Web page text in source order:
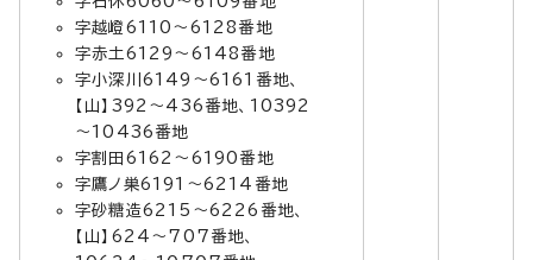
字越嶝6110～6128番地
字赤土6129～6148番地
字小深川6149～6161番地、
【山】392～436番地、10392
～10436番地
字割田6162～6190番地
字鷹ノ巣6191～6214番地
字砂糖造6215～6226番地、
【山】624～707番地、